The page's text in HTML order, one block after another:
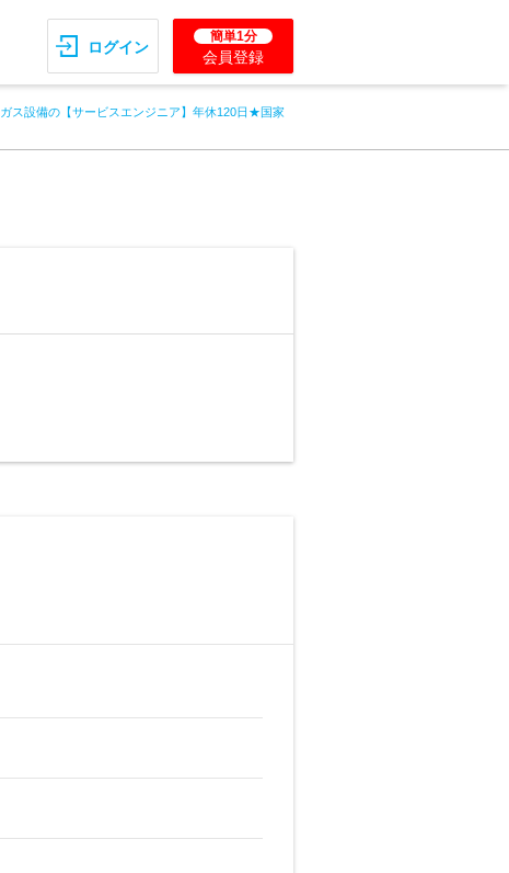
ログイン
簡単1分
会員登録
ガス設備の【サービスエンジニア】年休120日★国家